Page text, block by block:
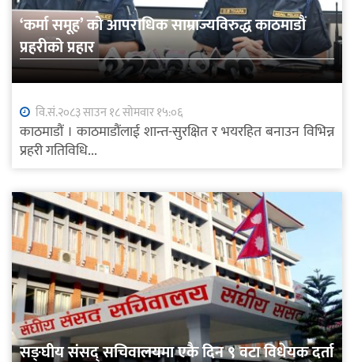
‘कर्मा समूह’ को आपराधिक साम्राज्यविरुद्ध काठमाडौं
प्रहरीको प्रहार
वि.सं.२०८३ साउन १८ सोमवार १५:०६
काठमाडौं । काठमाडौंलाई शान्त-सुरक्षित र भयरहित बनाउन विभिन्न
प्रहरी गतिविधि...
सङ्घीय संसद् सचिवालयमा एकै दिन ९ वटा विधेयक दर्ता